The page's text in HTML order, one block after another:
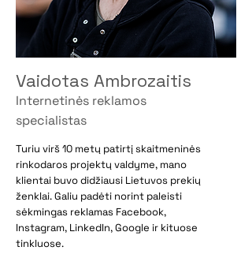
Vaidotas Ambrozaitis
Internetinės reklamos
specialistas
Turiu virš 10 metų patirtį skaitmeninės
rinkodaros projektų valdyme, mano
klientai buvo didžiausi Lietuvos prekių
ženklai. Galiu padėti norint paleisti
sėkmingas reklamas Facebook,
Instagram, LinkedIn, Google ir kituose
tinkluose.